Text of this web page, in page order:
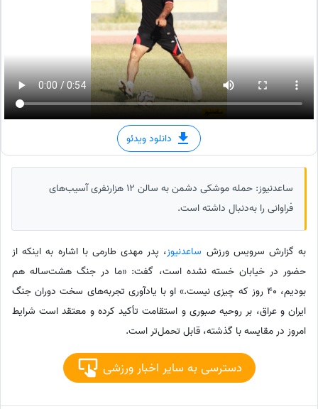
دانلود ویدئو
ساعدنیوز: حمله موشکی دشمن به سالن 12 هزارنفری آسیب‌های
فراوانی را به‌دنبال داشته است.
به گزارش سرویس ورزش ساعدنیوز، پدر مهدی طارمی با اشاره به اینکه از
حضور در خیابان خسته نشده است، گفت: «ما در جنگ هشت‌ساله هم
بودیم، 40 روز که چیزی نیست.» او با یادآوری تجربه‌های سخت دوران جنگ
ایران و عراق، بر روحیه صبوری و استقامت تأکید کرده و معتقد است شرایط
امروز در مقایسه با گذشته، قابل تحمل‌تر است.
دسترسی به سایر اخبار ورزشی